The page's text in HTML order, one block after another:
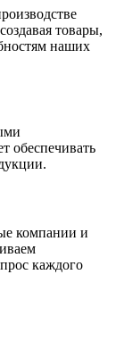
товары,
наших
обеспечивать
компании и
каждого